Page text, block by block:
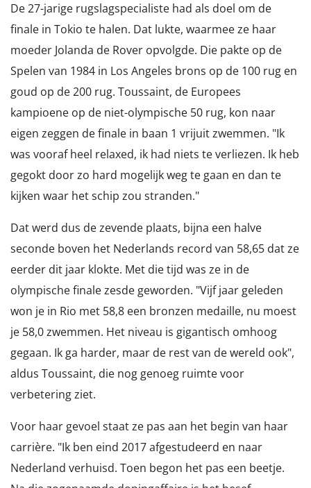
De 27-jarige rugslagspecialiste had als doel om de
finale in Tokio te halen. Dat lukte, waarmee ze haar
moeder Jolanda de Rover opvolgde. Die pakte op de
Spelen van 1984 in Los Angeles brons op de 100 rug en
goud op de 200 rug. Toussaint, de Europees
kampioene op de niet-olympische 50 rug, kon naar
eigen zeggen de finale in baan 1 vrijuit zwemmen. "Ik
was vooraf heel relaxed, ik had niets te verliezen. Ik heb
gegokt door zo hard mogelijk weg te gaan en dan te
kijken waar het schip zou stranden."
Dat werd dus de zevende plaats, bijna een halve
seconde boven het Nederlands record van 58,65 dat ze
eerder dit jaar klokte. Met die tijd was ze in de
olympische finale zesde geworden. "Vijf jaar geleden
won je in Rio met 58,8 een bronzen medaille, nu moest
je 58,0 zwemmen. Het niveau is gigantisch omhoog
gegaan. Ik ga harder, maar de rest van de wereld ook",
aldus Toussaint, die nog genoeg ruimte voor
verbetering ziet.
Voor haar gevoel staat ze pas aan het begin van haar
carrière. "Ik ben eind 2017 afgestudeerd en naar
Nederland verhuisd. Toen begon het pas een beetje.